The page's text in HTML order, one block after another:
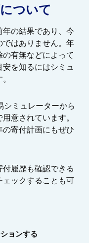
ついて
の結果であり、今
ではありません。年
有無などによって
安を知るにはシミュ
シミュレーターから
意されています。
寄付計画にもぜひ
付履歴も確認できる
ェックすることも可
ョンする